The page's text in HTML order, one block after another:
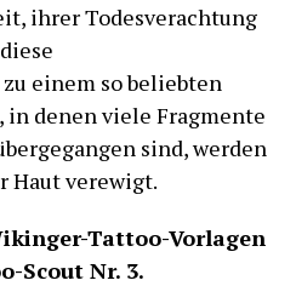
ihrer Todesverachtung
einem so beliebten
denen viele Fragmente
sind, werden
Haut verewigt.
Tattoo-Vorlagen
Scout Nr. 3.